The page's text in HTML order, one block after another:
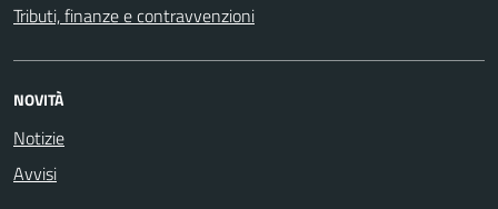
Tributi, finanze e contravvenzioni
NOVITÀ
Notizie
Avvisi